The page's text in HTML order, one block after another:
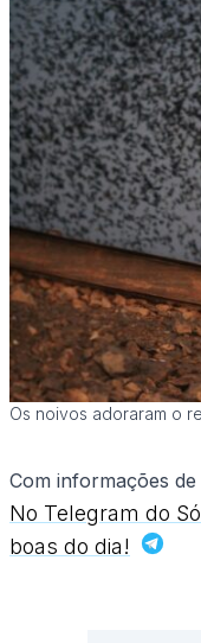
Os noivos adoraram o
Com informações de
No Telegram do
boas do dia!